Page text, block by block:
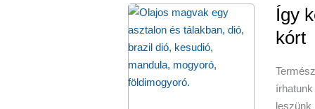
Így
kórt
leszünk